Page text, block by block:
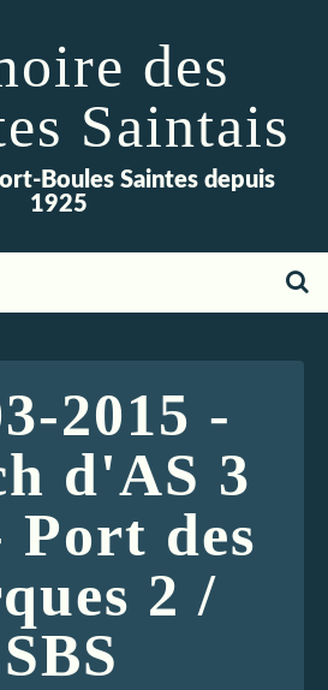
des
Saintais
Boules Saintes depuis
1925
2015 -
d'AS 3
Port des
2 /